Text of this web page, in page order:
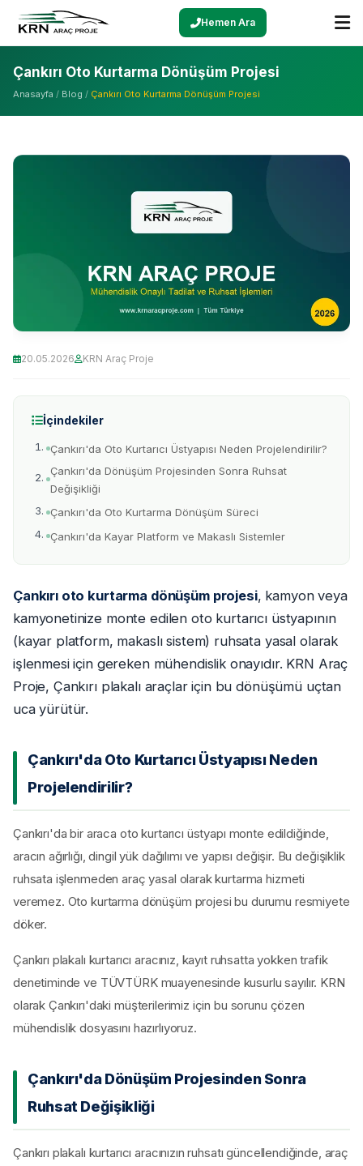
Hemen Ara
Çankırı Oto Kurtarma Dönüşüm Projesi
Anasayfa / Blog / Çankırı Oto Kurtarma Dönüşüm Projesi
20.05.2026 KRN Araç Proje
İçindekiler
Çankırı'da Oto Kurtarıcı Üstyapısı Neden Projelendirilir?
Çankırı'da Dönüşüm Projesinden Sonra Ruhsat
Değişikliği
Çankırı'da Oto Kurtarma Dönüşüm Süreci
Çankırı'da Kayar Platform ve Makaslı Sistemler
Çankırı oto kurtarma dönüşüm projesi, kamyon veya
kamyonetinize monte edilen oto kurtarıcı üstyapının
(kayar platform, makaslı sistem) ruhsata yasal olarak
işlenmesi için gereken mühendislik onayıdır. KRN Araç
Proje, Çankırı plakalı araçlar için bu dönüşümü uçtan
uca yürütür.
Çankırı'da Oto Kurtarıcı Üstyapısı Neden
Projelendirilir?
Çankırı'da bir araca oto kurtarıcı üstyapı monte edildiğinde,
aracın ağırlığı, dingil yük dağılımı ve yapısı değişir. Bu değişiklik
ruhsata işlenmeden araç yasal olarak kurtarma hizmeti
veremez. Oto kurtarma dönüşüm projesi bu durumu resmiyete
döker.
Çankırı plakalı kurtarıcı aracınız, kayıt ruhsatta yokken trafik
denetiminde ve TÜVTÜRK muayenesinde kusurlu sayılır. KRN
olarak Çankırı'daki müşterilerimiz için bu sorunu çözen
mühendislik dosyasını hazırlıyoruz.
Çankırı'da Dönüşüm Projesinden Sonra
Ruhsat Değişikliği
Çankırı plakalı kurtarıcı aracınızın ruhsatı güncellendiğinde, araç